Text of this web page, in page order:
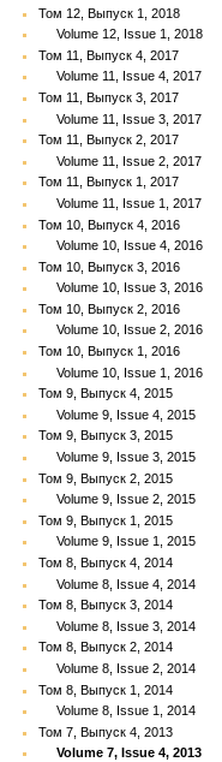
Том 12, Выпуск 1, 2018
Volume 12, Issue 1, 2018
Том 11, Выпуск 4, 2017
Volume 11, Issue 4, 2017
Том 11, Выпуск 3, 2017
Volume 11, Issue 3, 2017
Том 11, Выпуск 2, 2017
Volume 11, Issue 2, 2017
Том 11, Выпуск 1, 2017
Volume 11, Issue 1, 2017
Том 10, Выпуск 4, 2016
Volume 10, Issue 4, 2016
Том 10, Выпуск 3, 2016
Volume 10, Issue 3, 2016
Том 10, Выпуск 2, 2016
Volume 10, Issue 2, 2016
Том 10, Выпуск 1, 2016
Volume 10, Issue 1, 2016
Том 9, Выпуск 4, 2015
Volume 9, Issue 4, 2015
Том 9, Выпуск 3, 2015
Volume 9, Issue 3, 2015
Том 9, Выпуск 2, 2015
Volume 9, Issue 2, 2015
Том 9, Выпуск 1, 2015
Volume 9, Issue 1, 2015
Том 8, Выпуск 4, 2014
Volume 8, Issue 4, 2014
Том 8, Выпуск 3, 2014
Volume 8, Issue 3, 2014
Том 8, Выпуск 2, 2014
Volume 8, Issue 2, 2014
Том 8, Выпуск 1, 2014
Volume 8, Issue 1, 2014
Том 7, Выпуск 4, 2013
Volume 7, Issue 4, 2013